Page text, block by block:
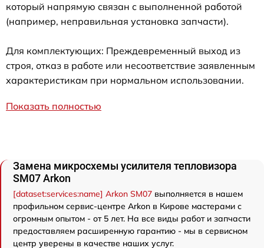
который напрямую связан с выполненной работой
(например, неправильная установка запчасти).
Для комплектующих: Преждевременный выход из
строя, отказ в работе или несоответствие заявленным
характеристикам при нормальном использовании.
Показать полностью
Замена микросхемы усилителя тепловизора
SM07 Arkon
[dataset:services:name] Arkon SM07 выполняется в нашем
профильном сервис-центре Arkon в Кирове мастерами с
огромным опытом - от 5 лет. На все виды работ и запчасти
предоставляем расширенную гарантию - мы в сервисном
центр уверены в качестве наших услуг.